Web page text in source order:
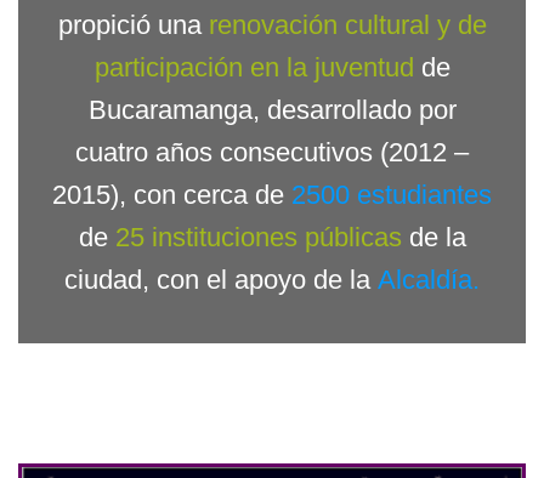
propició una renovación cultural y de
participación en la juventud de
Bucaramanga, desarrollado por
cuatro años consecutivos (2012 –
2015), con cerca de 2500 estudiantes
de 25 instituciones públicas de la
ciudad , con el apoyo de la Alcaldía.